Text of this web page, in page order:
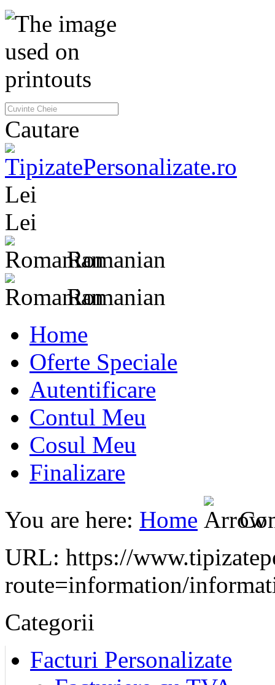
Cautare
Lei
Lei
Romanian
Romanian
Home
Oferte Speciale
Autentificare
Contul Meu
Cosul Meu
Finalizare
You are here: Home
URL: https://
route=information/
Categorii
Facturi Personalizate